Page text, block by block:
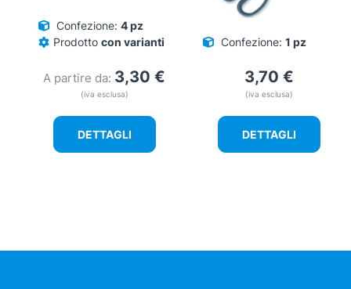
Confezione: 4 pz
Prodotto con varianti
A partire da: 3,30 €
(iva esclusa)
DETTAGLI
Confezione: 1 pz
3,70 €
(iva esclusa)
DETTAGLI